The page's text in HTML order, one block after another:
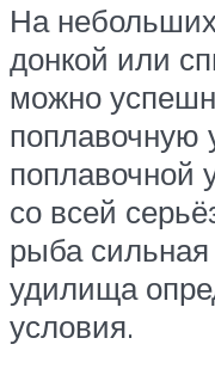
На
донкой или
можно
поплавочную
поплавочной
со всей
рыба
удилища
условия.